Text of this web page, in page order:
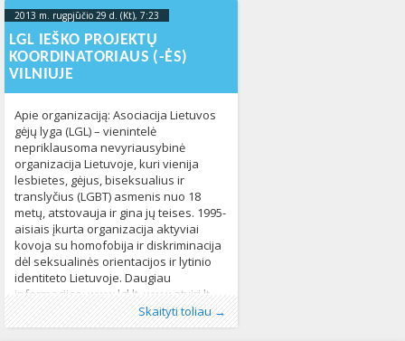
identiteto Lietuvoje. Daugiau
informacijos: www.lgl.lt, www.atviri.lt ir www.facebook.com/lgl.lt
Siūlomo darbo pobūdis: Finansinės
apskaitos tvarkymas; Mokestinių ir
finansinių ataskaitų rengimas; Pirkimo
2013 m. rugpjūčio 29 d. (Kt), 7:23
LGL IEŠKO PROJEKTŲ
KOORDINATORIAUS (-ĖS)
VILNIUJE
Apie organizaciją: Asociacija Lietuvos
gėjų lyga (LGL) – vienintelė
nepriklausoma nevyriausybinė
organizacija Lietuvoje, kuri vienija
lesbietes, gėjus, biseksualius ir
translyčius (LGBT) asmenis nuo 18
metų, atstovauja ir gina jų teises. 1995-
aisiais įkurta organizacija aktyviai
kovoja su homofobija ir diskriminacija
dėl seksualinės orientacijos ir lytinio
identiteto Lietuvoje. Daugiau
informacijos: www.lgl.lt, www.atviri.lt.
Siūlomo darbo pobūdis: • Projektų ir
programų
Skaityti toliau →
Publikavo:Aliona, LGL
Kategorijos:LGL,Lietuvoje,Naujienos325
Žymos:LGL,Lietuvos Gėjų Lyga,projektų
koordinatorė,projektų koordinatorius,